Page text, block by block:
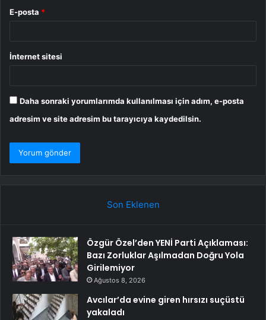
E-posta *
İnternet sitesi
Daha sonraki yorumlarımda kullanılması için adım, e-posta
adresim ve site adresim bu tarayıcıya kaydedilsin.
Son Eklenen
Özgür Özel’den YENİ Parti Açıklaması:
Bazı Zorluklar Aşılmadan Doğru Yola
Girilemiyor
Ağustos 8, 2026
Avcılar’da evine giren hırsızı suçüstü
yakaladı